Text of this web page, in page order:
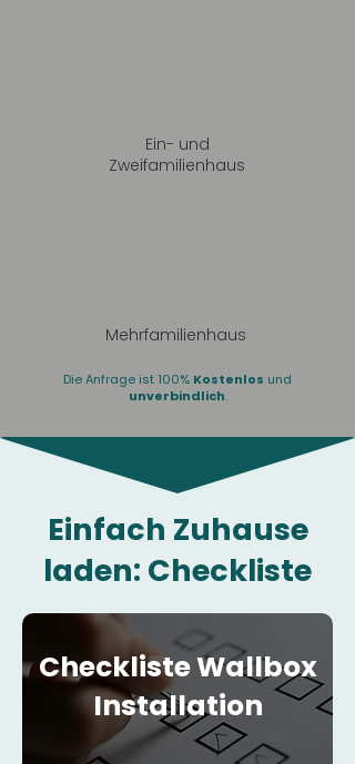
Ein- und
Zweifamilienhaus
Mehrfamilienhaus
Die Anfrage ist 100% Kostenlos und
unverbindlich.
Einfach Zuhause
laden: Checkliste
Checkliste Wallbox
Installation